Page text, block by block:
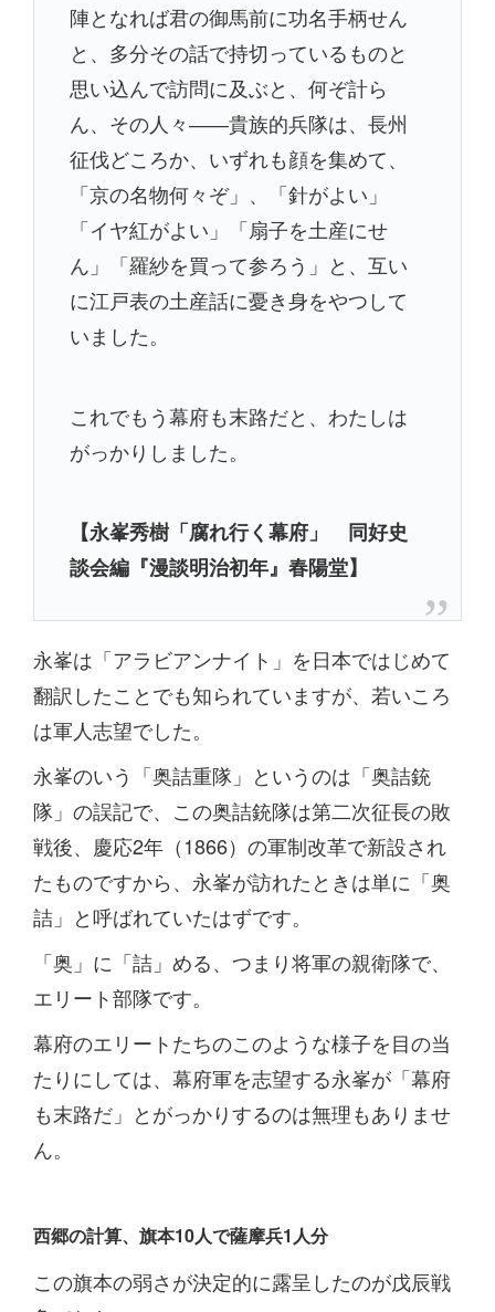
陣となれば君の御馬前に功名手柄せん
と、多分その話で持切っているものと
思い込んで訪問に及ぶと、何ぞ計ら
ん、その人々――貴族的兵隊は、長州
征伐どころか、いずれも顔を集めて、
「京の名物何々ぞ」、「針がよい」
「イヤ紅がよい」「扇子を土産にせ
ん」「羅紗を買って参ろう」と、互い
に江戸表の土産話に憂き身をやつして
いました。
これでもう幕府も末路だと、わたしは
がっかりしました。
【永峯秀樹「腐れ行く幕府」 同好史
談会編『漫談明治初年』春陽堂】
永峯は「アラビアンナイト」を日本ではじめて
翻訳したことでも知られていますが、若いころ
は軍人志望でした。
永峯のいう「奥詰重隊」というのは「奥詰銃
隊」の誤記で、この奥詰銃隊は第二次征長の敗
戦後、慶応2年（1866）の軍制改革で新設され
たものですから、永峯が訪れたときは単に「奥
詰」と呼ばれていたはずです。
「奥」に「詰」める、つまり将軍の親衛隊で、
エリート部隊です。
幕府のエリートたちのこのような様子を目の当
たりにしては、幕府軍を志望する永峯が「幕府
も末路だ」とがっかりするのは無理もありませ
ん。
西郷の計算、旗本10人で薩摩兵1人分
この旗本の弱さが決定的に露呈したのが戊辰戦